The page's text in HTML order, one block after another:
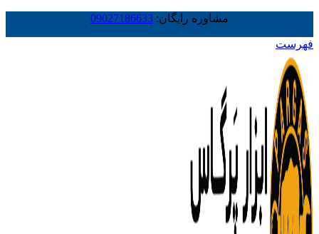
مشاوره رایگان: 09027186633
فهرست